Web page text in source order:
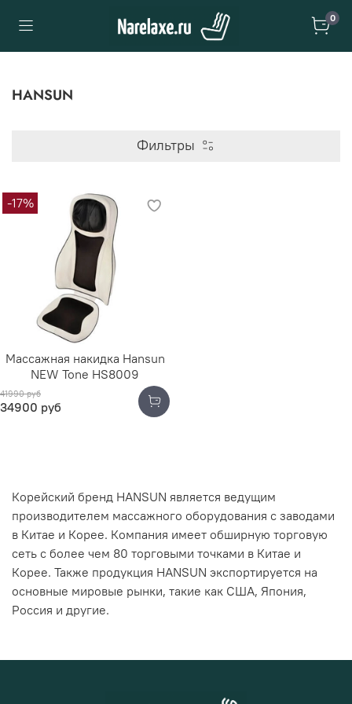
0
HANSUN
Фильтры
-17%
Массажная накидка Hansun
NEW Tone HS8009
41990 руб
34900 руб
Корейский бренд HANSUN является ведущим
производителем массажного оборудования с заводами
в Китае и Корее. Компания имеет обширную торговую
сеть с более чем 80 торговыми точками в Китае и
Корее. Также продукция HANSUN экспортируется на
основные мировые рынки, такие как США, Япония,
Россия и другие.